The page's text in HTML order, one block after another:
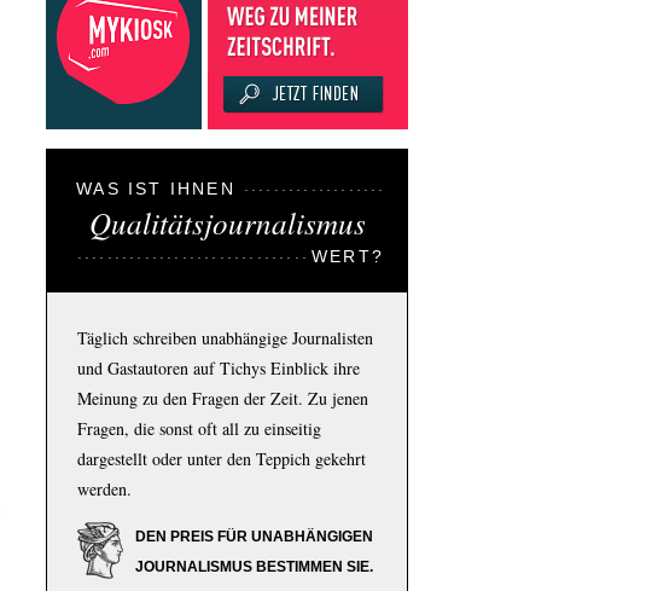
WAS IST IHNEN
Qualitätsjournalismus
WERT?
Täglich schreiben unabhängige Journalisten
und Gastautoren auf Tichys Einblick ihre
Meinung zu den Fragen der Zeit. Zu jenen
Fragen, die sonst oft all zu einseitig
dargestellt oder unter den Teppich gekehrt
werden.
DEN PREIS FÜR UNABHÄNGIGEN
JOURNALISMUS BESTIMMEN SIE.